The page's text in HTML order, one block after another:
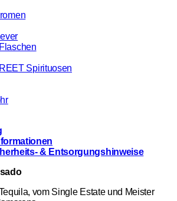
Spirituosen
& Entsorgungshinweise
vom Single Estate und Meister